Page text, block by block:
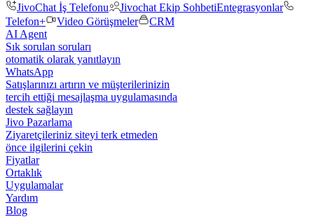
JivoChat İş Telefonu
Jivochat Ekip SohbetiEntegrasyonlar
Telefon+
Video Görüşmeler
CRM
AI Agent
Sık sorulan soruları
otomatik olarak yanıtlayın
WhatsApp
Satışlarınızı artırın ve müşterilerinizin
tercih ettiği mesajlaşma uygulamasında
destek sağlayın
Jivo Pazarlama
Ziyaretçileriniz siteyi terk etmeden
önce ilgilerini çekin
Fiyatlar
Ortaklık
Uygulamalar
Yardım
Blog